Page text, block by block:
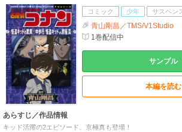
コミック 少年 サスペン
青山剛昌／TMS/V1Studio
1巻配信中
サンプル
本編を読む
あらすじ／作品情報
キッド活躍の2エピソード。京極真も登場！